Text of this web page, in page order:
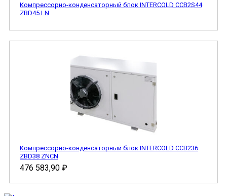
Компрессорно-конденсаторный блок INTERCOLD CCB2S44
ZBD45 LN
Компрессорно-конденсаторный блок INTERCOLD CCB236
ZBD38 ZNCN
476 583,90 ₽